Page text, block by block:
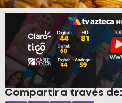
Compartir a través de: